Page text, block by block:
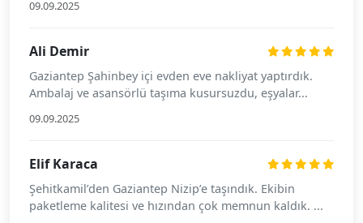
09.09.2025
Ali Demir
Gaziantep Şahinbey içi evden eve nakliyat yaptırdık.
Ambalaj ve asansörlü taşıma kusursuzdu, eşyalar...
09.09.2025
Elif Karaca
Şehitkamil’den Gaziantep Nizip’e taşındık. Ekibin
paketleme kalitesi ve hızından çok memnun kaldık. ...